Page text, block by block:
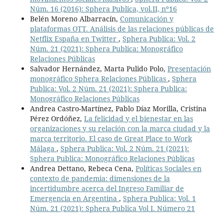
Núm. 16 (2016): Sphera Publica, vol.II, nº16
Belén Moreno Albarracín, Comunicación y
plataformas OTT. Análisis de las relaciones públicas de
Netflix España en Twitter , Sphera Publica: Vol. 2
Núm. 21 (2021): Sphera Publica: Monográfico
Relaciones Públicas
Salvador Hernández, Marta Pulido Polo, Presentación
monográfico Sphera Relaciones Públicas , Sphera
Publica: Vol. 2 Núm. 21 (2021): Sphera Publica:
Monográfico Relaciones Públicas
Andrea Castro-Martínez, Pablo Díaz Morilla, Cristina
Pérez Ordóñez, La felicidad y el bienestar en las
organizaciones y su relación con la marca ciudad y la
marca territorio. El caso de Great Place to Work
Málaga , Sphera Publica: Vol. 2 Núm. 21 (2021):
Sphera Publica: Monográfico Relaciones Públicas
Andrea Dettano, Rebeca Cena, Políticas Sociales en
contexto de pandemia: dimensiones de la
incertidumbre acerca del Ingreso Familiar de
Emergencia en Argentina , Sphera Publica: Vol. 1
Núm. 21 (2021): Sphera Publica Vol I. Número 21